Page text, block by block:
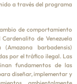
a través del programa
de comportamiento
de Venezuela
barbadensis)
por el tráfico ilegal. Las
fundamentos de las
diseñar, implementar y